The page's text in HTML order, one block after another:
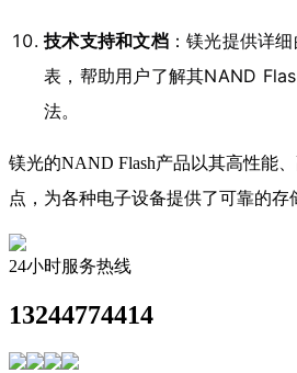
技术支持和文档：镁光提供详
表，帮助用户了解其NAND
法。
镁光的NAND Flash产品以其高性能
点，为各种电子设备提供了可靠的存
24小时服务热线
13244774414